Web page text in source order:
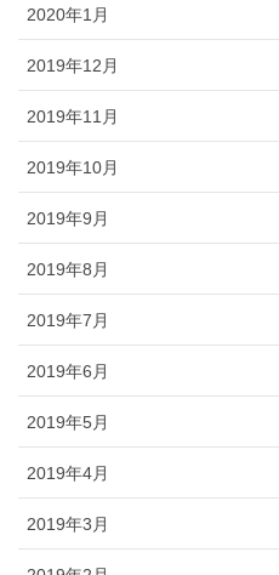
2020年1月
2019年12月
2019年11月
2019年10月
2019年9月
2019年8月
2019年7月
2019年6月
2019年5月
2019年4月
2019年3月